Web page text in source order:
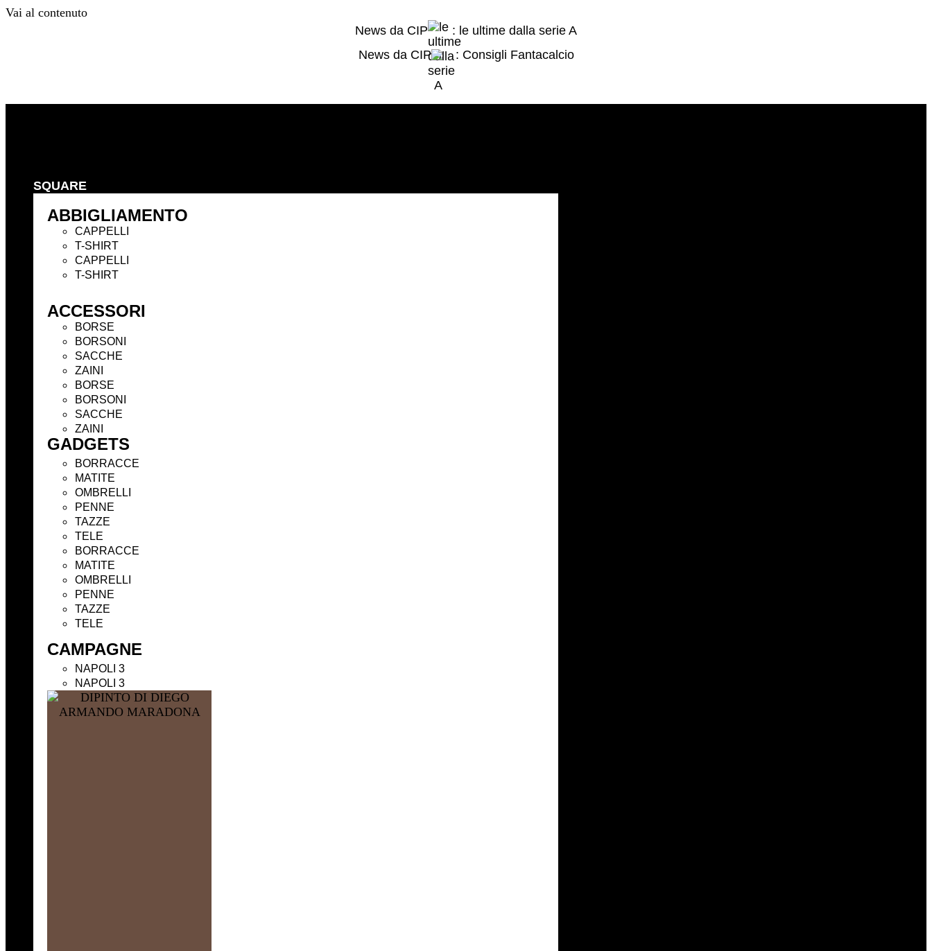
Vai al contenuto
News da CIP
: le ultime dalla serie A
News da CIP
: Consigli Fantacalcio
SQUARE
ABBIGLIAMENTO
CAPPELLI
T-SHIRT
CAPPELLI
T-SHIRT
ACCESSORI
BORSE
BORSONI
SACCHE
ZAINI
BORSE
BORSONI
SACCHE
ZAINI
GADGETS
BORRACCE
MATITE
OMBRELLI
PENNE
TAZZE
TELE
BORRACCE
MATITE
OMBRELLI
PENNE
TAZZE
TELE
CAMPAGNE
NAPOLI 3
NAPOLI 3